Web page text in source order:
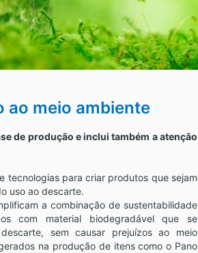
ao meio ambiente
de produção e inclui também a atenção
tecnologias para criar produtos que sejam
uso ao descarte.
a combinação de sustentabilidade
com material biodegradável que se
sem causar prejuízos ao meio
na produção de itens como o Pano